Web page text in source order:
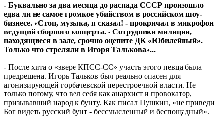
- Буквально за два месяца до распада СССР произошло
едва ли не самое громкое убийством в российском шоу-
бизнесе. «Стоп, музыка, я сказал! - прокричал в микрофон
ведущий сборного концерта. - Сотрудники милиции,
находящиеся в зале, срочно оцепите ДК «Юбилейный».
Только что стреляли в Игоря Талькова»...
- После хита о «звере КПСС-СС» участь этого певца была
предрешена. Игорь Тальков был реально опасен для
агонизирующей горбачевской перестроечной власти. Не
только потому, что вел себя как анархист и провокатор,
призывавший народ к бунту. Как писал Пушкин, «не приведи
Бог видеть русский бунт - бессмысленный и беспощадный».